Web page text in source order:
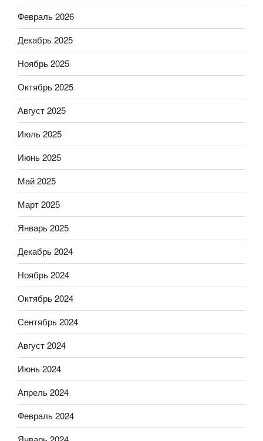
Февраль 2026
Декабрь 2025
Ноябрь 2025
Октябрь 2025
Август 2025
Июль 2025
Июнь 2025
Май 2025
Март 2025
Январь 2025
Декабрь 2024
Ноябрь 2024
Октябрь 2024
Сентябрь 2024
Август 2024
Июнь 2024
Апрель 2024
Февраль 2024